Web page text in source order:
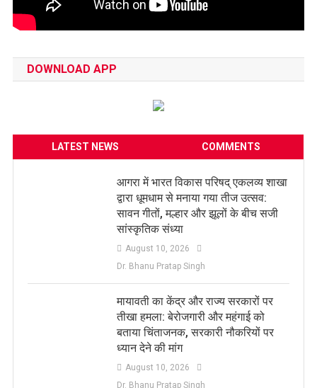
DOWNLOAD APP
LATEST NEWS COMMENTS
आगरा में भारत विकास परिषद् एकलव्य शाखा
द्वारा धूमधाम से मनाया गया तीज उत्सव:
सावन गीतों, मल्हार और झूलों के बीच सजी
सांस्कृतिक संध्या
August 10, 2026
Dr. Bhanu Pratap Singh
मायावती का केंद्र और राज्य सरकारों पर
तीखा हमला: बेरोजगारी और महंगाई को
बताया चिंताजनक, सरकारी नौकरियों पर
ध्यान देने की मांग
August 10, 2026
Dr. Bhanu Pratap Singh